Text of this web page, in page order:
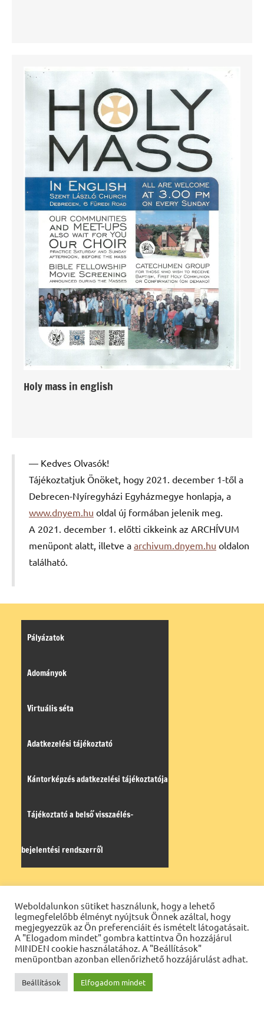
Holy mass in english
Kedves Olvasók!
Tájékoztatjuk Önöket, hogy 2021. december 1-től a
Debrecen-Nyíregyházi Egyházmegye honlapja, a
www.dnyem.hu oldal új formában jelenik meg.
A 2021. december 1. előtti cikkeink az ARCHÍVUM
menüpont alatt, illetve a archivum.dnyem.hu oldalon
található.
Pályázatok
Adományok
Virtuális séta
Adatkezelési tájékoztató
Kántorképzés adatkezelési tájékoztatója
Tájékoztató a belső visszaélés-
bejelentési rendszerről
Napi evangélium Öröm-hír
Weboldalunkon sütiket használunk, hogy a lehető
legmegfelelőbb élményt nyújtsuk Önnek azáltal, hogy
megjegyezzük az Ön preferenciáit és ismételt látogatásait.
A "Elogadom mindet" gombra kattintva Ön hozzájárul
MINDEN cookie használatához. A "Beállítások"
menüpontban azonban ellenőrizhető hozzájárulást adhat.
Beállítások Elfogadom mindet